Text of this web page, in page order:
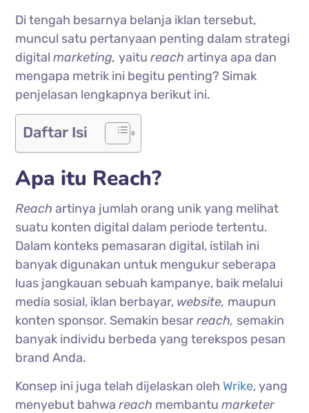
Di tengah besarnya belanja iklan tersebut,
muncul satu pertanyaan penting dalam strategi
digitalmarketing, yaitureach artinya apa dan
mengapa metrik ini begitu penting? Simak
penjelasan lengkapnya berikut ini.
Daftar Isi
Apa itu Reach?
Reach artinya jumlah orang unik yang melihat
suatu konten digital dalam periode tertentu.
Dalam konteks pemasaran digital, istilah ini
banyak digunakan untuk mengukur seberapa
luas jangkauan sebuah kampanye, baik melalui
media sosial, iklan berbayar, website, maupun
konten sponsor. Semakin besarreach, semakin
banyak individu berbeda yang terekspos pesan
brand Anda.
Konsep ini juga telah dijelaskan oleh Wrike, yang
menyebut bahwareach membantumarketer